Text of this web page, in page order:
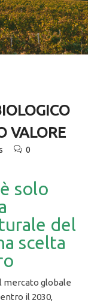
VALORE
0
solo
del
scelta
mercato globale
il 2030,